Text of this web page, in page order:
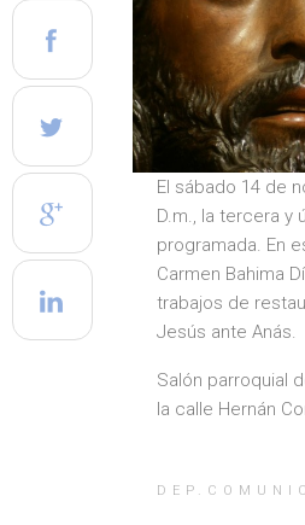
El sábado 14 de
D.m., la tercera y
programada. En
Carmen Bahima
trabajos de
Jesús ante Anás.
Salón parroquial
la calle Hernán